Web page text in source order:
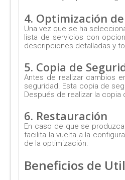
4. Optimización
Una vez que se ha
lista de servicios con
descripciones detalladas y
5. Copia de
Antes de realizar cambios
seguridad. Esta copia de
Después de realizar la copia
6. Restauración
En caso de que se
facilita la vuelta a la
de la optimización.
Beneficios de